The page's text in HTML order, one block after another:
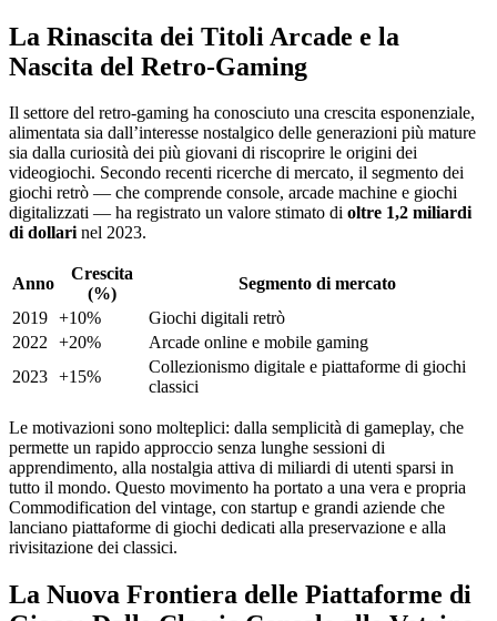
La Rinascita dei Titoli Arcade e la
Nascita del Retro-Gaming
Il settore del retro-gaming ha conosciuto una crescita esponenziale,
alimentata sia dall’interesse nostalgico delle generazioni più mature
sia dalla curiosità dei più giovani di riscoprire le origini dei
videogiochi. Secondo recenti ricerche di mercato, il segmento dei
giochi retrò — che comprende console, arcade machine e giochi
digitalizzati — ha registrato un valore stimato di oltre 1,2 miliardi
di dollarinel 2023.
Anno
Crescita
(%)
Segmento di mercato
2019 +10%
Giochi digitali retrò
2022 +20%
Arcade online e mobile gaming
2023 +15%
Collezionismo digitale e piattaforme di giochi
classici
Le motivazioni sono molteplici: dalla semplicità di gameplay, che
permette un rapido approccio senza lunghe sessioni di
apprendimento, alla nostalgia attiva di miliardi di utenti sparsi in
tutto il mondo. Questo movimento ha portato a una vera e propria
Commodification del vintage, con startup e grandi aziende che
lanciano piattaforme di giochi dedicati alla preservazione e alla
rivisitazione dei classici.
La Nuova Frontiera delle Piattaforme di